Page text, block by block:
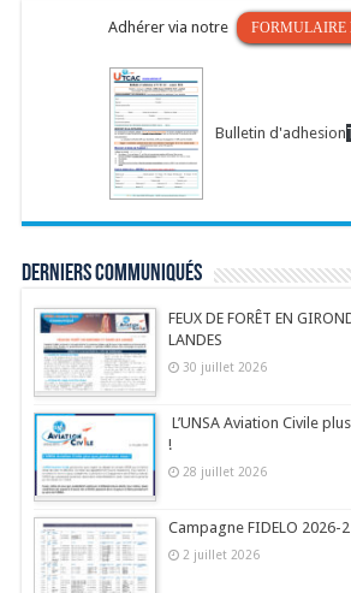
Adhérer via notre FORMULAIRE
Bulletin d'adhesion
Derniers communiqués
FEUX DE FORÊT EN
LANDES
30 juillet 2026
L’UNSA Aviation Civile
!
28 juillet 2026
Campagne FIDELO 2026-2
2 juillet 2026